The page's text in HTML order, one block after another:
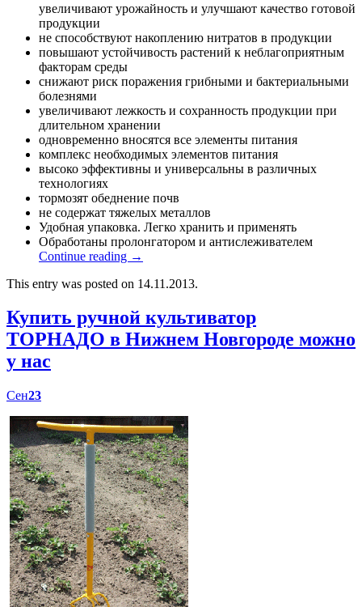
увеличивают урожайность и улучшают качество готовой
продукции
не способствуют накоплению нитратов в продукции
повышают устойчивость растений к неблагоприятным
факторам среды
снижают риск поражения грибными и бактериальными
болезнями
увеличивают лежкость и сохранность продукции при
длительном хранении
одновременно вносятся все элементы питания
комплекс необходимых элементов питания
высоко эффективны и универсальны в различных
технологиях
тормозят обеднение почв
не содержат тяжелых металлов
Удобная упаковка. Легко хранить и применять
Обработаны пролонгатором и антислеживателем
Continue reading →
This entry was posted on 14.11.2013.
Купить ручной культиватор
ТОРНАДО в Нижнем Новгороде можно
у нас
Сен23